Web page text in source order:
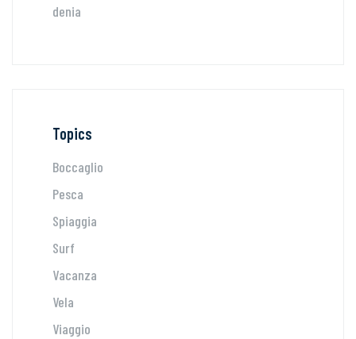
denia
Topics
Boccaglio
Pesca
Spiaggia
Surf
Vacanza
Vela
Viaggio